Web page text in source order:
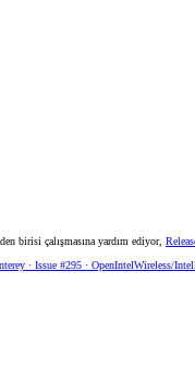
birisi çalışmasına yardım ediyor,
· Issue #295 · OpenIntelWireless/